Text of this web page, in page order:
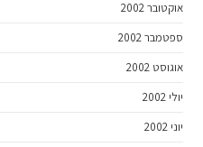
אוקטובר 2002
ספטמבר 2002
אוגוסט 2002
יולי 2002
יוני 2002